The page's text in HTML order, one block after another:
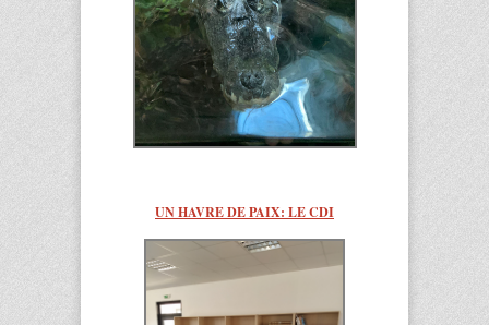
UN HAVRE DE PAIX: LE CDI